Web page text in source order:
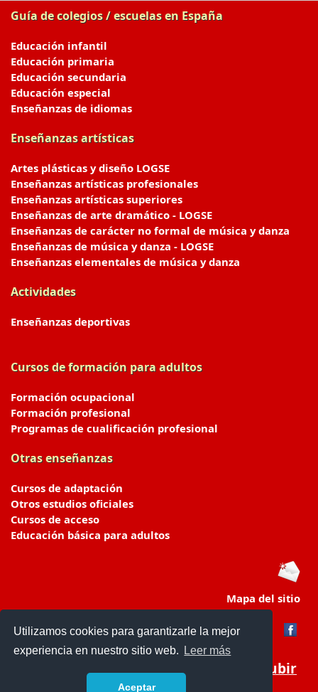
Utilizamos cookies para garantizarle la mejor
experiencia en nuestro sitio web.
Leer más
Aceptar
Guía de colegios / escuelas en España
Educación infantil
Educación primaria
Educación secundaria
Educación especial
Enseñanzas de idiomas
Enseñanzas artísticas
Artes plásticas y diseño LOGSE
Enseñanzas artísticas profesionales
Enseñanzas artísticas superiores
Enseñanzas de arte dramático - LOGSE
Enseñanzas de carácter no formal de música y danza
Enseñanzas de música y danza - LOGSE
Enseñanzas elementales de música y danza
Actividades
Enseñanzas deportivas
Cursos de formación para adultos
Formación ocupacional
Formación profesional
Programas de cualificación profesional
Otras enseñanzas
Cursos de adaptación
Otros estudios oficiales
Cursos de acceso
Educación básica para adultos
Mapa del sitio
Subir